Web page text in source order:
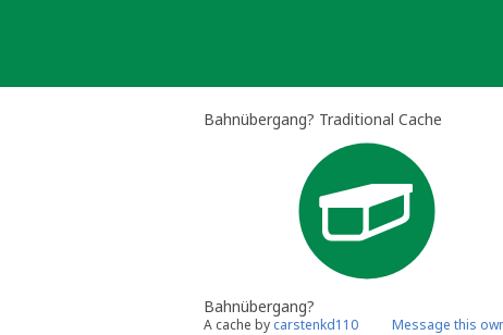
Bahnübergang? Traditional Cache
Bahnübergang?
A cache by carstenkd110 Message this